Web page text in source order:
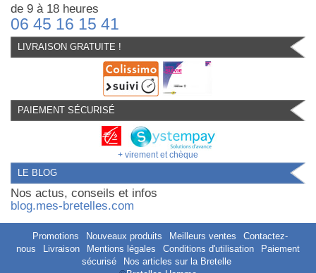
de 9 à 18 heures
06 45 16 15 41
LIVRAISON GRATUITE !
PAIEMENT SÉCURISÉ
+ virement et chèque
LE BLOG
Nos actus, conseils et infos
blog.mes-bretelles.com
Promotions Nouveaux produits Meilleurs ventes
Contactez-
nous
Livraison Mentions légales Conditions d'utilisation
Paiement
sécurisé
Nos articles sur la Bretelle